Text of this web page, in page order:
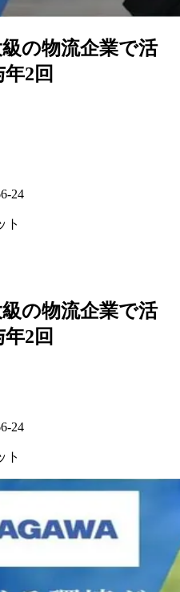
の物流企業で活
2回
24
ト
の物流企業で活
2回
24
ト